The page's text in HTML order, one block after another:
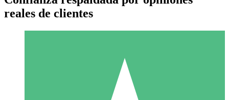
Paquetes de Créditos Individuales
reales de clientes